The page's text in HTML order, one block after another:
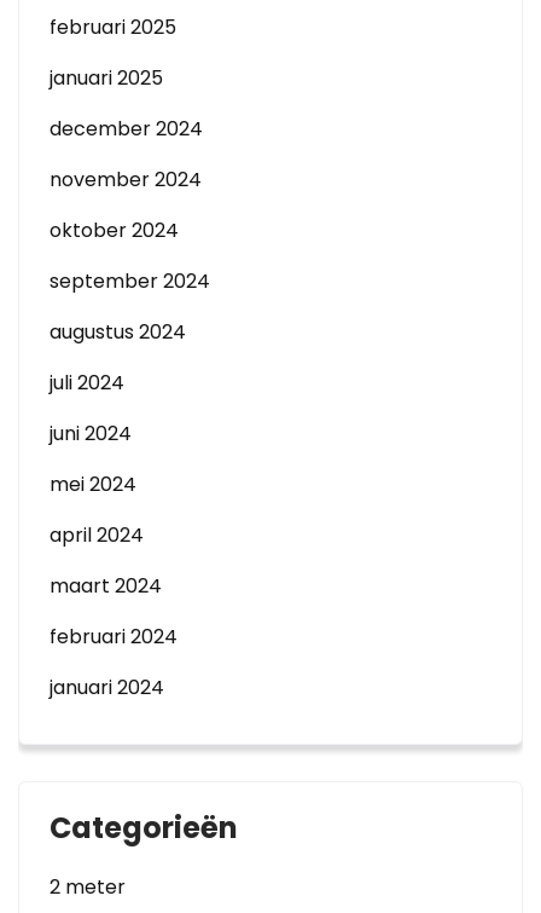
februari 2025
januari 2025
december 2024
november 2024
oktober 2024
september 2024
augustus 2024
juli 2024
juni 2024
mei 2024
april 2024
maart 2024
februari 2024
januari 2024
Categorieën
2 meter